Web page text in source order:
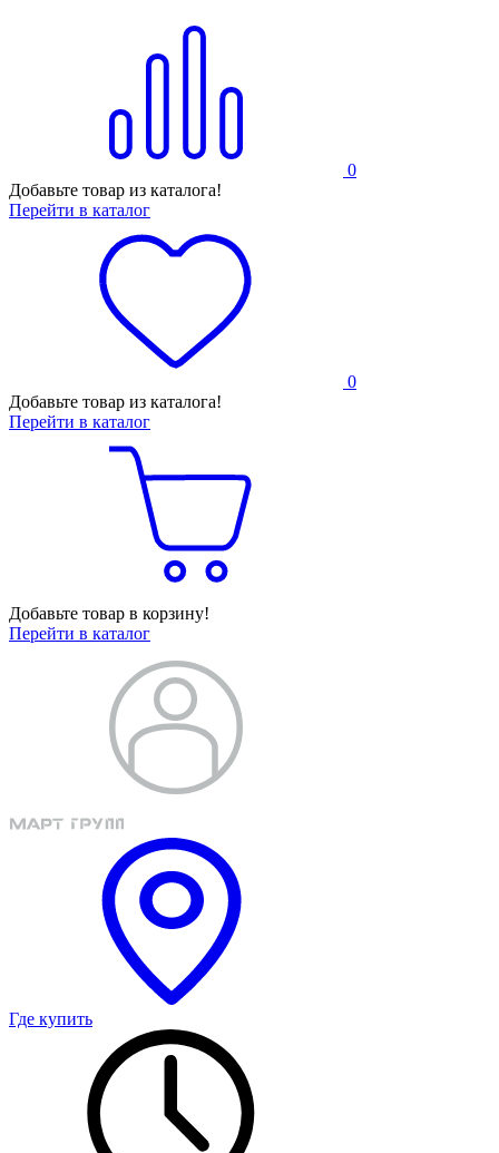
0
Добавьте товар из каталога!
Перейти в каталог
0
Добавьте товар из каталога!
Перейти в каталог
Добавьте товар в корзину!
Перейти в каталог
Где купить